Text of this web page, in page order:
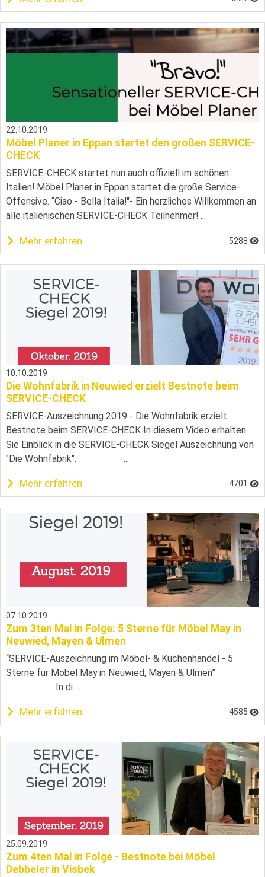
22.10.2019
Möbel Planer in Eppan startet den großen SERVICE-
CHECK
SERVICE-CHECK startet nun auch offiziell im schönen
Italien! Möbel Planer in Eppan startet die große Service-
Offensive. “Ciao - Bella Italia!"- Ein herzliches Willkommen an
alle italienischen SERVICE-CHECK Teilnehmer! ...
Mehr erfahren 5288
10.10.2019
Die Wohnfabrik in Neuwied erzielt Bestnote beim
SERVICE-CHECK
SERVICE-Auszeichnung 2019 - Die Wohnfabrik erzielt
Bestnote beim SERVICE-CHECK In diesem Video erhalten
Sie Einblick in die SERVICE-CHECK Siegel Auszeichnung von
"Die Wohnfabrik". ...
Mehr erfahren 4701
07.10.2019
Zum 3ten Mal in Folge: 5 Sterne für Möbel May in
Neuwied, Mayen & Ulmen
“SERVICE-Auszeichnung im Möbel- & Küchenhandel - 5
Sterne für Möbel May in Neuwied, Mayen & Ulmen”
In di ...
Mehr erfahren 4585
25.09.2019
Zum 4ten Mal in Folge - Bestnote bei Möbel
Debbeler in Visbek